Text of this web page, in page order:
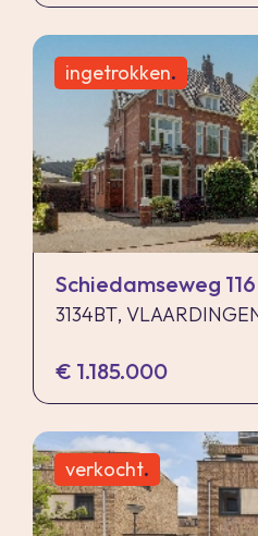
ingetrokken.
Schiedamseweg 116
3134BT,
€ 1.185.000
verkocht.